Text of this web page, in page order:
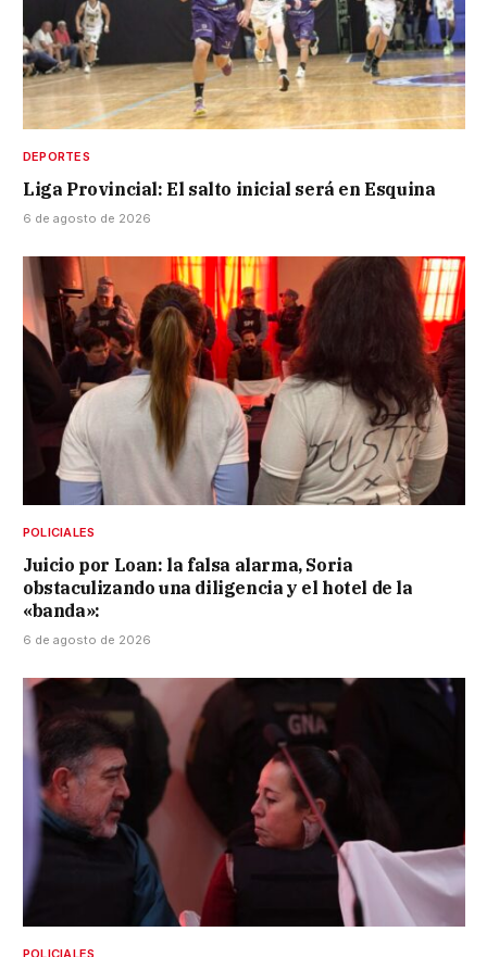
DEPORTES
Liga Provincial: El salto inicial será en Esquina
6 de agosto de 2026
POLICIALES
Juicio por Loan: la falsa alarma, Soria
obstaculizando una diligencia y el hotel de la
«banda»:
6 de agosto de 2026